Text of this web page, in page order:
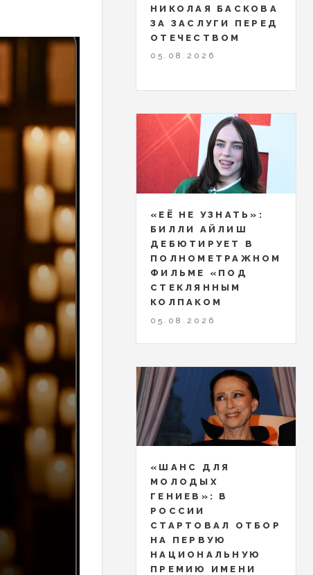
НИКОЛАЯ БАСКОВА
ЗА ЗАСЛУГИ ПЕРЕД
ОТЕЧЕСТВОМ
05.08.2026
«ЕЁ НЕ УЗНАТЬ»:
БИЛЛИ АЙЛИШ
ДЕБЮТИРУЕТ В
ПОЛНОМЕТРАЖНОМ
ФИЛЬМЕ «ПОД
СТЕКЛЯННЫМ
КОЛПАКОМ
05.08.2026
«ШАНС ДЛЯ
МОЛОДЫХ
ГЕНИЕВ»: В
РОССИИ
СТАРТОВАЛ ОТБОР
НА ПЕРВУЮ
НАЦИОНАЛЬНУЮ
ПРЕМИЮ ИМЕНИ